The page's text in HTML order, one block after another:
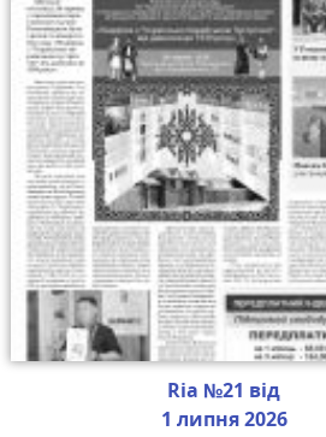
Ria №21 від
1 липня 2026